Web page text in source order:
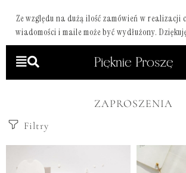
Ze względu na dużą ilość zamówień w realizacji
wiadomości i maile może być wydłużony.
ZAPROSZENIA
Filtry